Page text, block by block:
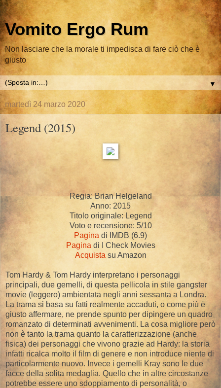
Vomito Ergo Rum
Non lasciare che la morale ti impedisca di fare ciò che è
giusto
▼
martedì 24 marzo 2020
Legend (2015)
Regia: Brian Helgeland
Anno: 2015
Titolo originale: Legend
Voto e recensione: 5/10
Pagina di IMDB (6.9)
Pagina di I Check Movies
Acquista su Amazon
Tom Hardy & Tom Hardy interpretano i personaggi
principali, due gemelli, di questa pellicola in stile gangster
movie (leggero) ambientata negli anni sessanta a Londra.
La trama si basa su fatti realmente accaduti, o come più è
giusto affermare, ne prende spunto per dipingere un quadro
romanzato di determinati avvenimenti. La cosa migliore però
non è tanto la trama quanto la caratterizzazione (anche
fisica) dei personaggi che vivono grazie ad Hardy: la storia
infatti ricalca molto il film di genere e non introduce niente di
particolarmente nuovo. Invece i gemelli Kray sono le due
facce della solita medaglia. Quello che in altre circostanze
potrebbe essere uno sdoppiamento di personalità, o